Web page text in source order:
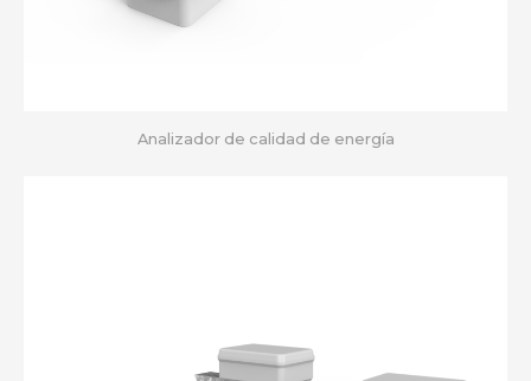
Analizador de calidad de energía